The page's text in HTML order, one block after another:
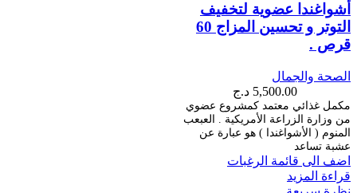
أشواغندا عضوية لتخفيف
التوتر و تحسين المزاج 60
قرص .
الصحة والجمال
5,500.00 د.ج
مكمل غذائي معتمد كمشروع عضوي
من وزارة الزراعة الأمريكية . العبعب
المنوم ( الأشواغندا ) هو عبارة عن
عشبة تساعد
اضف الى قائمة الرغبات
قراءة المزيد